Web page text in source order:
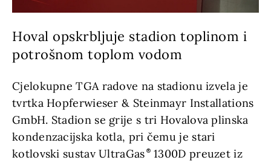
Hoval opskrbljuje stadion toplinom i
potrošnom toplom vodom
Cjelokupne TGA radove na stadionu izvela je
tvrtka Hopferwieser & Steinmayr Installations
GmbH. Stadion se grije s tri Hovalova plinska
kondenzacijska kotla, pri čemu je stari
kotlovski sustav UltraGas 1300D preuzet iz